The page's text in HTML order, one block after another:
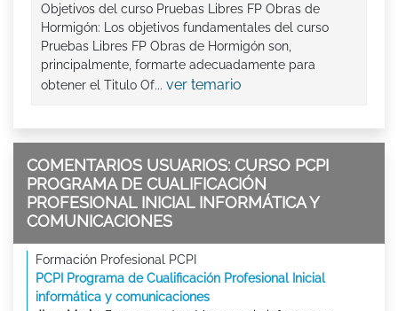
Objetivos del curso Pruebas Libres FP Obras de
Hormigón: Los objetivos fundamentales del curso
Pruebas Libres FP Obras de Hormigón son,
principalmente, formarte adecuadamente para
obtener el Titulo Of... ver temario
COMENTARIOS USUARIOS: CURSO PCPI
PROGRAMA DE CUALIFICACIÓN
PROFESIONAL INICIAL INFORMÁTICA Y
COMUNICACIONES
Formación Profesional PCPI
PCPI Programa de Cualificación Profesional Inicial
informática y comunicaciones